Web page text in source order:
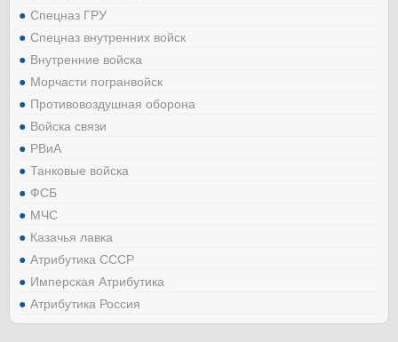
Спецназ ГРУ
Спецназ внутренних войск
Внутренние войска
Морчасти погранвойск
Противовоздушная оборона
Войска связи
РВиА
Танковые войска
ФСБ
МЧС
Казачья лавка
Атрибутика СССР
Имперская Атрибутика
Атрибутика Россия